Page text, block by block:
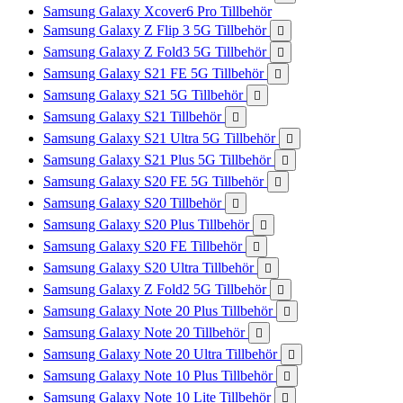
Samsung Galaxy Xcover6 Pro Tillbehör
Samsung Galaxy Z Flip 3 5G Tillbehör

Samsung Galaxy Z Fold3 5G Tillbehör 
Samsung Galaxy S21 FE 5G Tillbehör 
Samsung Galaxy S21 5G Tillbehör 
Samsung Galaxy S21 Tillbehör 
Samsung Galaxy S21 Ultra 5G Tillbehör 
Samsung Galaxy S21 Plus 5G Tillbehör 
Samsung Galaxy S20 FE 5G Tillbehör 
Samsung Galaxy S20 Tillbehör 
Samsung Galaxy S20 Plus Tillbehör 
Samsung Galaxy S20 FE Tillbehör 
Samsung Galaxy S20 Ultra Tillbehör 
Samsung Galaxy Z Fold2 5G Tillbehör 
Samsung Galaxy Note 20 Plus Tillbehör 
Samsung Galaxy Note 20 Tillbehör 
Samsung Galaxy Note 20 Ultra Tillbehör 
Samsung Galaxy Note 10 Plus Tillbehör 
Samsung Galaxy Note 10 Lite Tillbehör 